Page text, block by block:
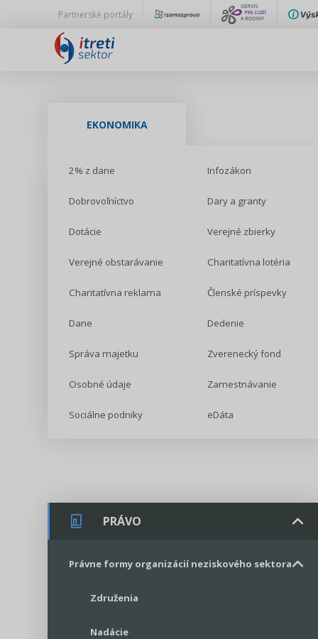
Partnerské portály
EKONOMIKA
2% z dane Infozákon
Dobrovoľníctvo Dary a granty
Dotácie Verejné zbierky
Verejné obstarávanie Charitatívna lotéria
Charitatívna reklama Členské príspevky
Dane Dedenie
Správa majetku Zverenecký fond
Osobné údaje Zamestnávanie
Sociálne podniky eDáta
PRÁVO
Právne formy organizácií neziskového sektora
Združenia
Nadácie